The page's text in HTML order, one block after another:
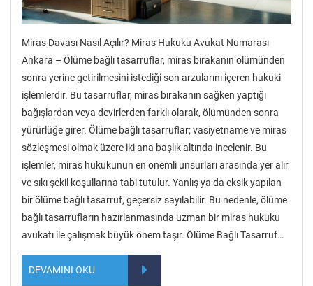
Miras Davası Nasıl Açılır? Miras Hukuku Avukat Numarası
Ankara – Ölüme bağlı tasarruflar, miras bırakanın ölümünden
sonra yerine getirilmesini istediği son arzularını içeren hukuki
işlemlerdir. Bu tasarruflar, miras bırakanın sağken yaptığı
bağışlardan veya devirlerden farklı olarak, ölümünden sonra
yürürlüğe girer. Ölüme bağlı tasarruflar; vasiyetname ve miras
sözleşmesi olmak üzere iki ana başlık altında incelenir. Bu
işlemler, miras hukukunun en önemli unsurları arasında yer alır
ve sıkı şekil koşullarına tabi tutulur. Yanlış ya da eksik yapılan
bir ölüme bağlı tasarruf, geçersiz sayılabilir. Bu nedenle, ölüme
bağlı tasarrufların hazırlanmasında uzman bir miras hukuku
avukatı ile çalışmak büyük önem taşır. Ölüme Bağlı Tasarruf…
DEVAMINI OKU